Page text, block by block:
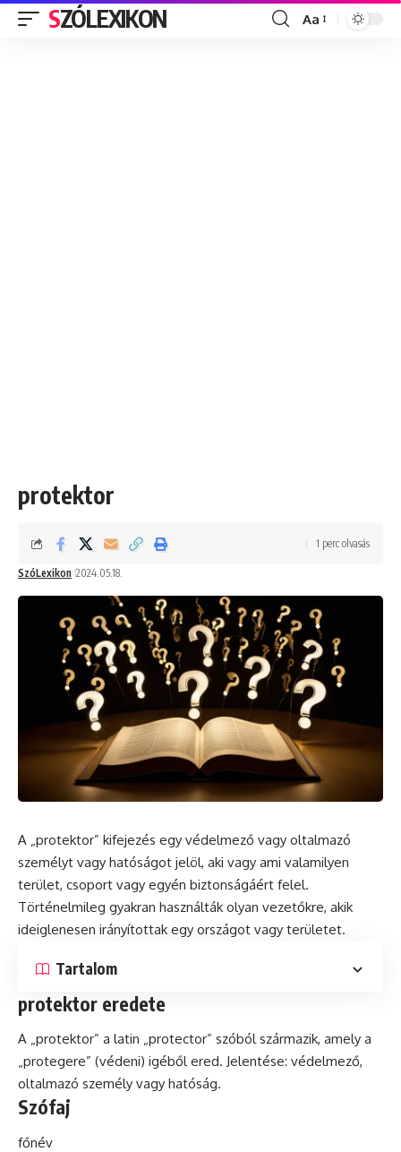
SZÓLEXIKON
Font
Aa
protektor
SzóLexikon 2024.05.18.
1 perc olvasás
A „protektor” kifejezés egy védelmező vagy oltalmazó
személyt vagy hatóságot jelöl, aki vagy ami valamilyen
terület, csoport vagy egyén biztonságáért felel.
Történelmileg gyakran használták olyan vezetőkre, akik
ideiglenesen irányítottak egy országot vagy területet.
Tartalom
protektor eredete
A „protektor” a latin „protector” szóból származik, amely a
„protegere” (védeni) igéből ered. Jelentése: védelmező,
oltalmazó személy vagy hatóság.
Szófaj
főnév